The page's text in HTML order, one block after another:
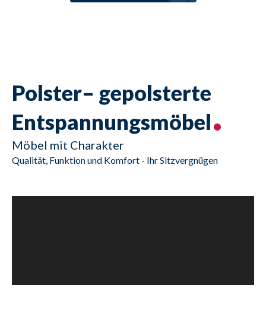
Polster– gepolsterte
Entspannungsmöbel
Möbel mit Charakter
Qualität, Funktion und Komfort - Ihr Sitzvergnügen